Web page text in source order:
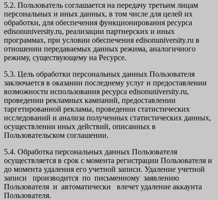
5.2. Пользователь соглашается на передачу третьим лицам
персональных и иных данных, в том числе для целей их
обработки, для обеспечения функционирования ресурса
edisonuniversity.ru, реализации партнерских и иных
программах, при условии обеспечения edisonuniversity.ru в
отношении передаваемых данных режима, аналогичного
режиму, существующему на Ресурсе.
5.3. Цель обработки персональных данных Пользователя
заключается в оказании последнему услуг и предоставлении
возможности использования ресурса edisonuniversity.ru,
проведении рекламных кампаний, предоставлении
таргетированной рекламы, проведении статистических
исследований и анализа полученных статистических данных,
осуществлении иных действий, описанных в
Пользовательском соглашении.
5.4. Обработка персональных данных Пользователя
осуществляется в срок с момента регистрации Пользователя и
до момента удаления его учетной записи. Удаление учетной
записи производится по письменному заявлению
Пользователя и автоматически влечет удаление аккаунта
Пользователя.